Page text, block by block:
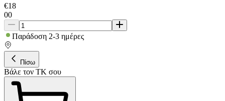
€18
00
Παράδοση 2-3 ημέρες
Πίσω
Βάλε τον ΤΚ σου